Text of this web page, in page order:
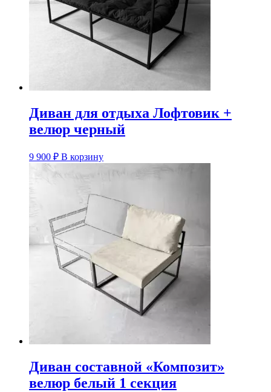
Диван для отдыха Лофтовик +
велюр черный
9 900 ₽ В корзину
Диван составной «Композит»
велюр белый 1 секция